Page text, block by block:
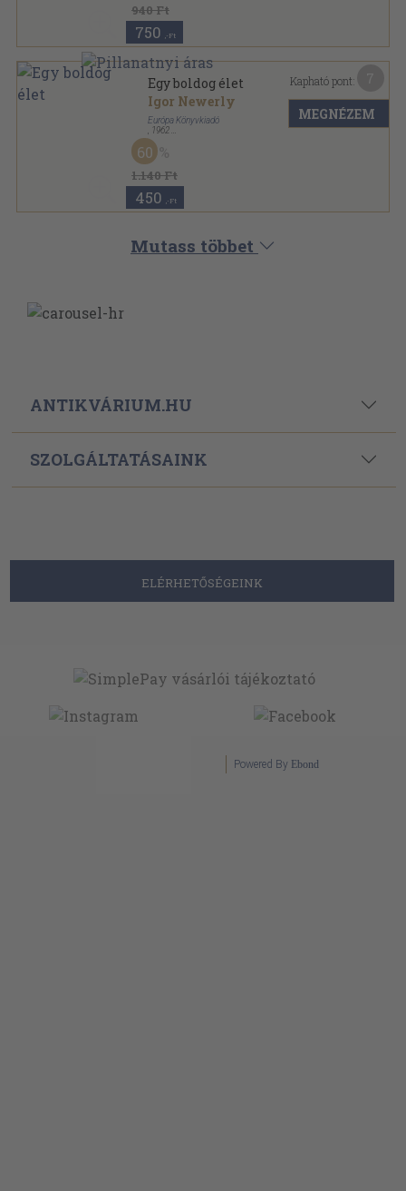
940 Ft
750 ,-Ft
Egy boldog élet
Igor Newerly
Európa Könyvkiadó
1962
Vászon
Milliók könyve sorozat
1.140 Ft
60
450 ,-Ft
Kapható pont:
MEGNÉZEM
Mutass többet
ANTIKVÁRIUM.HU
SZOLGÁLTATÁSAINK
ELÉRHETŐSÉGEINK
Powered By Ebond